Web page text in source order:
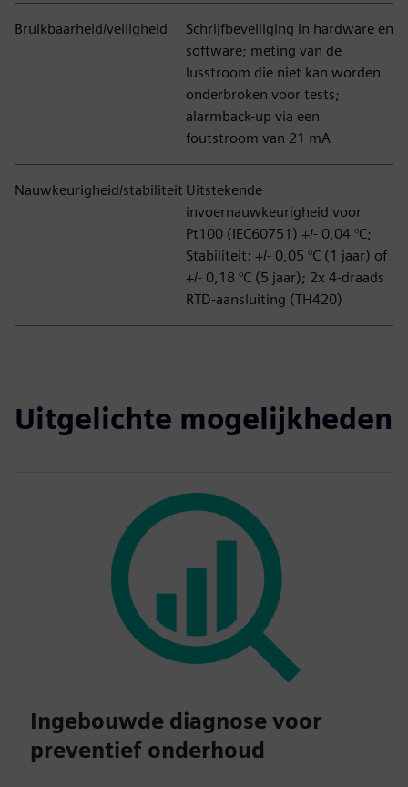
Bruikbaarheid/veiligheid
Schrijfbeveiliging in hardware en
software; meting van de
lusstroom die niet kan worden
onderbroken voor tests;
alarmback-up via een
foutstroom van 21 mA
Nauwkeurigheid/stabiliteit Uitstekende
invoernauwkeurigheid voor
Pt100 (IEC60751) +/- 0,04 °C;
Stabiliteit: +/- 0,05 °C (1 jaar) of
+/- 0,18 °C (5 jaar); 2x 4-draads
RTD-aansluiting (TH420)
Uitgelichte mogelijkheden
Ingebouwde diagnose voor
preventief onderhoud